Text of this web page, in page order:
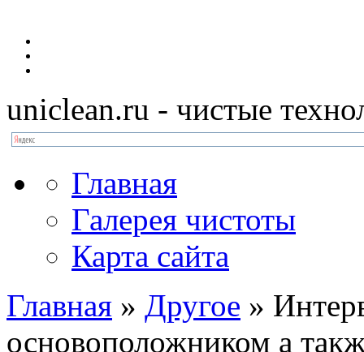
uniclean.ru - чистые
Главная
Галерея чистоты
Карта сайта
Главная » Другое »
основоположником а